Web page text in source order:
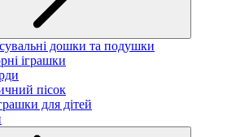
дошки та подушки
іграшки
пісок
для дітей